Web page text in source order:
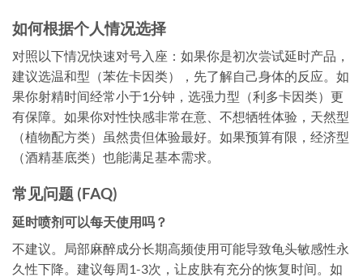
如何根据个人情况选择
对照以下情况快速对号入座：如果你是初次尝试延时产品，
建议选温和型（苯佐卡因类），先了解自己身体的反应。如
果你射精时间经常小于1分钟，选强力型（利多卡因类）更
有保障。如果你对性快感非常在意、不想牺牲体验，天然型
（植物配方类）虽然贵但体验最好。如果预算有限，经济型
（酒精基底类）也能满足基本需求。
常见问题 (FAQ)
延时喷剂可以每天使用吗？
不建议。局部麻醉成分长期高频使用可能导致龟头敏感性永
久性下降。建议每周1-3次，让皮肤有充分的恢复时间。如